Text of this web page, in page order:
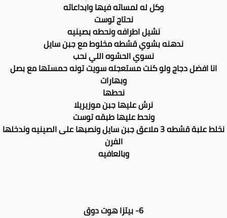
وكل له لمساته فيها وابداعاته
نحتاج توست
نشيل اطرافه ونحطه بصينيه
ندهنه بشوي قشطه مخلوط مع جبن سايل
نسوي الحشوه اللي نحب
انا افضل دجاج ولو كنت مستعجله سويت تونه حمستها مع بصل
وبهارات
نحطها
نرش عليها جبن موزيريلا
ونحط عليها طبقه توست
نخلط علبة قشطه 3 ملاعق جبن سايل ونصبها على الصينيه وندخلها
الفرن
وبالعافيه
6- بيتزا هوت دوق